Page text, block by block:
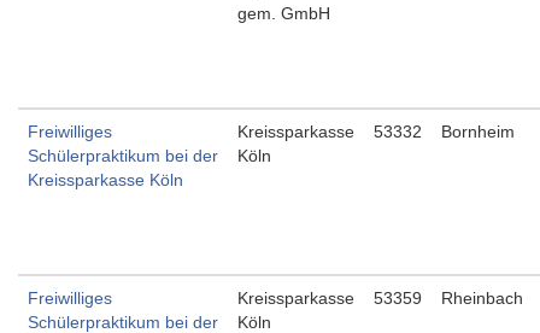
gem. GmbH
Freiwilliges
Schülerpraktikum bei der
Kreissparkasse Köln
Kreissparkasse
Köln
53332 Bornheim
Freiwilliges
Schülerpraktikum bei der
Kreissparkasse
Köln
53359 Rheinbach